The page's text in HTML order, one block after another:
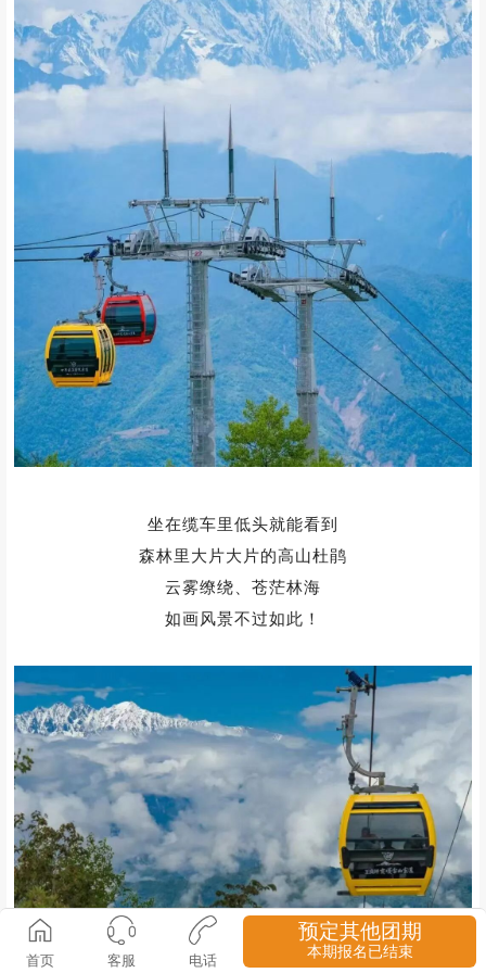
/ 云端索道/
最令人期待的莫过于
号称 “四川高差最大” 的索道
全长3500m
凭借着惊人的垂直落差
20min就能轻松抵达绝佳的观景位置
直面贡嘎雪山群
一种会当凌绝顶的豪情油然而生
坐在缆车里低头就能看到
首页 客服 电话
预定其他团期
本期报名已结束